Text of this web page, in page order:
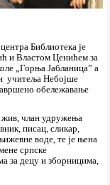
Библиотека је
и Властом Ценићем за
„Горња Јабланица” а
учитеља Небојше
обележавање
жив, члан удружења
писац, сликар,
воде, те је њена
српске
за децу и зборницима,